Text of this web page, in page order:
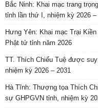
Bắc Ninh: Khai mạc trang
tỉnh lần thứ I, nhiệm kỳ 2026 –
Hưng Yên: Khai mạc Trại
Phật tử tỉnh năm 2026
TT. Thích Chiếu Tuệ được
nhiệm kỳ 2026 – 2031
Hà Tĩnh: Thượng tọa Thích
sự GHPGVN tỉnh, nhiệm kỳ